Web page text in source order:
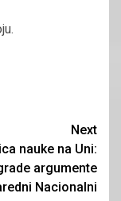
Next
nauke na Uni:
argumente
Nacionalni